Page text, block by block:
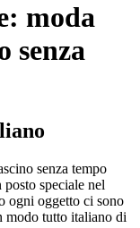
moda
senza
senza tempo
speciale nel
ogni oggetto ci sono
modo tutto italiano di